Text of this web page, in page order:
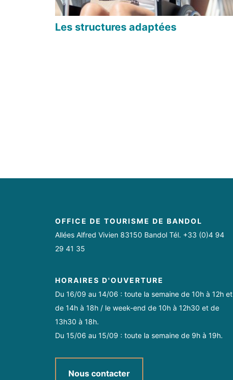
Les structures adaptées
OFFICE DE TOURISME DE BANDOL
Allées Alfred Vivien 83150 Bandol Tél. +33 (0)4 94
29 41 35
HORAIRES D'OUVERTURE
Du 16/09 au 14/06 : toute la semaine de 10h à 12h et
de 14h à 18h / le week-end de 10h à 12h30 et de
13h30 à 18h.
Du 15/06 au 15/09 : toute la semaine de 9h à 19h.
Nous contacter